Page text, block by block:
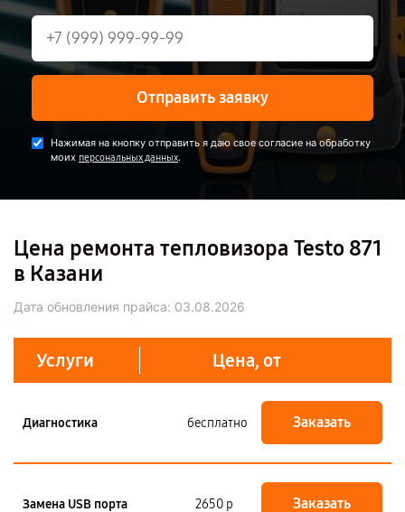
Отправить заявку
Нажимая на кнопку отправить я даю свое согласие на обработку
моих персональных данных.
Цена ремонта тепловизора Testo 871
в Казани
Дата обновления прайса: 03.08.2026
Услуги Цена, от
Диагностика бесплатно Заказать
Замена USB порта 2650 р Заказать